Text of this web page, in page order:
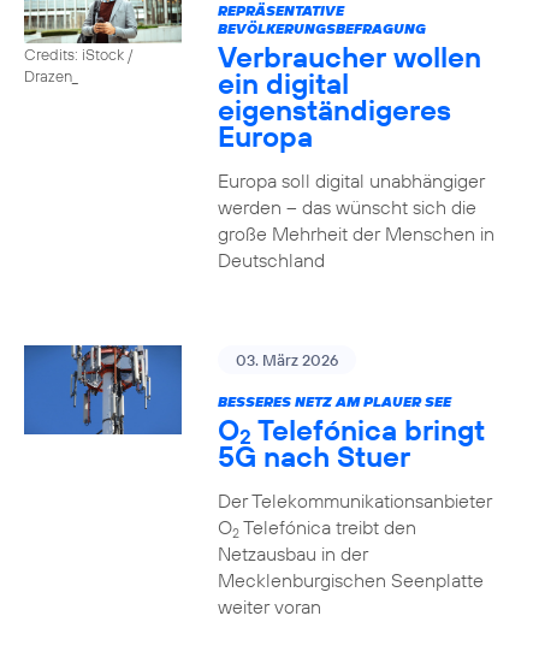
Credits: iStock /
Drazen_
REPRÄSENTATIVE
BEVÖLKERUNGSBEFRAGUNG
Verbraucher wollen
ein digital
eigenständigeres
Europa
Europa soll digital unabhängiger
werden – das wünscht sich die
große Mehrheit der Menschen in
Deutschland
03. März 2026
BESSERES NETZ AM PLAUER SEE
O2 Telefónica bringt
5G nach Stuer
Der Telekommunikationsanbieter
O2Telefónica treibt den
Netzausbau in der
Mecklenburgischen Seenplatte
weiter voran